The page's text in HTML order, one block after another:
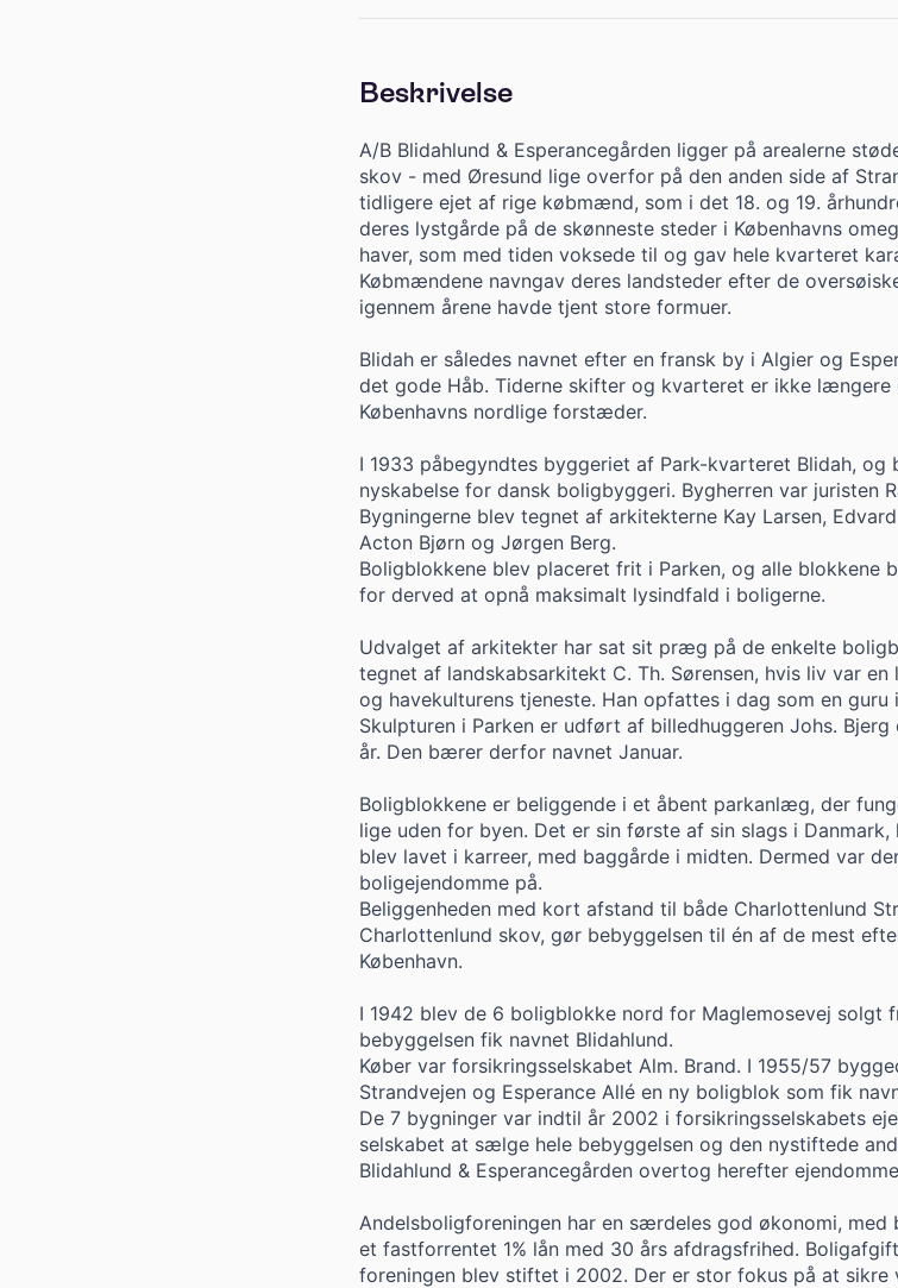
Beskrivelse
A/B Blidahlund & Esperancegården ligger på arealerne
skov - med Øresund lige overfor på den anden side af
tidligere ejet af rige købmænd, som i det 18. og 19.
deres lystgårde på de skønneste steder i Københavns
haver, som med tiden voksede til og gav hele kvarteret
Købmændene navngav deres landsteder efter de
igennem årene havde tjent store formuer.
Blidah er således navnet efter en fransk by i Algier og
det gode Håb. Tiderne skifter og kvarteret er ikke længere
Københavns nordlige forstæder.
I 1933 påbegyndtes byggeriet af Park-kvarteret Blidah, og
nyskabelse for dansk boligbyggeri. Bygherren var juristen
Bygningerne blev tegnet af arkitekterne Kay Larsen,
Acton Bjørn og Jørgen Berg.
Boligblokkene blev placeret frit i Parken, og alle blokkene
for derved at opnå maksimalt lysindfald i boligerne.
Udvalget af arkitekter har sat sit præg på de enkelte
tegnet af landskabsarkitekt C. Th. Sørensen, hvis liv var en
og havekulturens tjeneste. Han opfattes i dag som en
Skulpturen i Parken er udført af billedhuggeren Johs.
år. Den bærer derfor navnet Januar.
Boligblokkene er beliggende i et åbent parkanlæg, der
lige uden for byen. Det er sin første af sin slags i
blev lavet i karreer, med baggårde i midten. Dermed var
boligejendomme på.
Beliggenheden med kort afstand til både Charlottenlund
Charlottenlund skov, gør bebyggelsen til én af de mest
København.
I 1942 blev de 6 boligblokke nord for Maglemosevej solgt
bebyggelsen fik navnet Blidahlund.
Køber var forsikringsselskabet Alm. Brand. I 1955/57
Strandvejen og Esperance Allé en ny boligblok som fik
De 7 bygninger var indtil år 2002 i forsikringsselskabets
selskabet at sælge hele bebyggelsen og den nystiftede
Blidahlund & Esperancegården overtog herefter
Andelsboligforeningen har en særdeles god økonomi, med
et fastforrentet 1% lån med 30 års afdragsfrihed.
foreningen blev stiftet i 2002. Der er stor fokus på at sikre